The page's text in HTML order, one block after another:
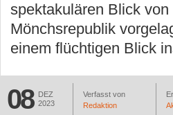
spektakulären Blick
Mönchsrepublik
einem flüchtigen Blick
08
DEZ
2023
Verfasst von
Redaktion